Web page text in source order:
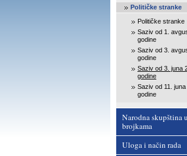
Političke stranke
Političke stranke
Saziv od 1.
godine
Saziv od 3.
godine
Saziv od 3. juna
godine
Saziv od 11. juna
godine
Narodna skupština u
brojkama
Uloga i način rada